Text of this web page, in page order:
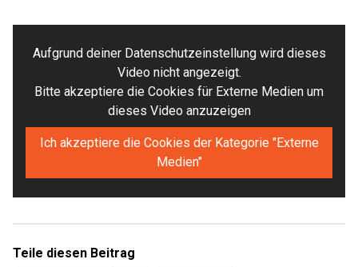
Aufgrund deiner Datenschutzeinstellung wird dieses
Video nicht angezeigt.
Bitte akzeptiere die Cookies für Externe Medien um
dieses Video anzuzeigen
Ich akzeptiere die Cookies der Kategorie "Externe
Medien"
Teile diesen Beitrag